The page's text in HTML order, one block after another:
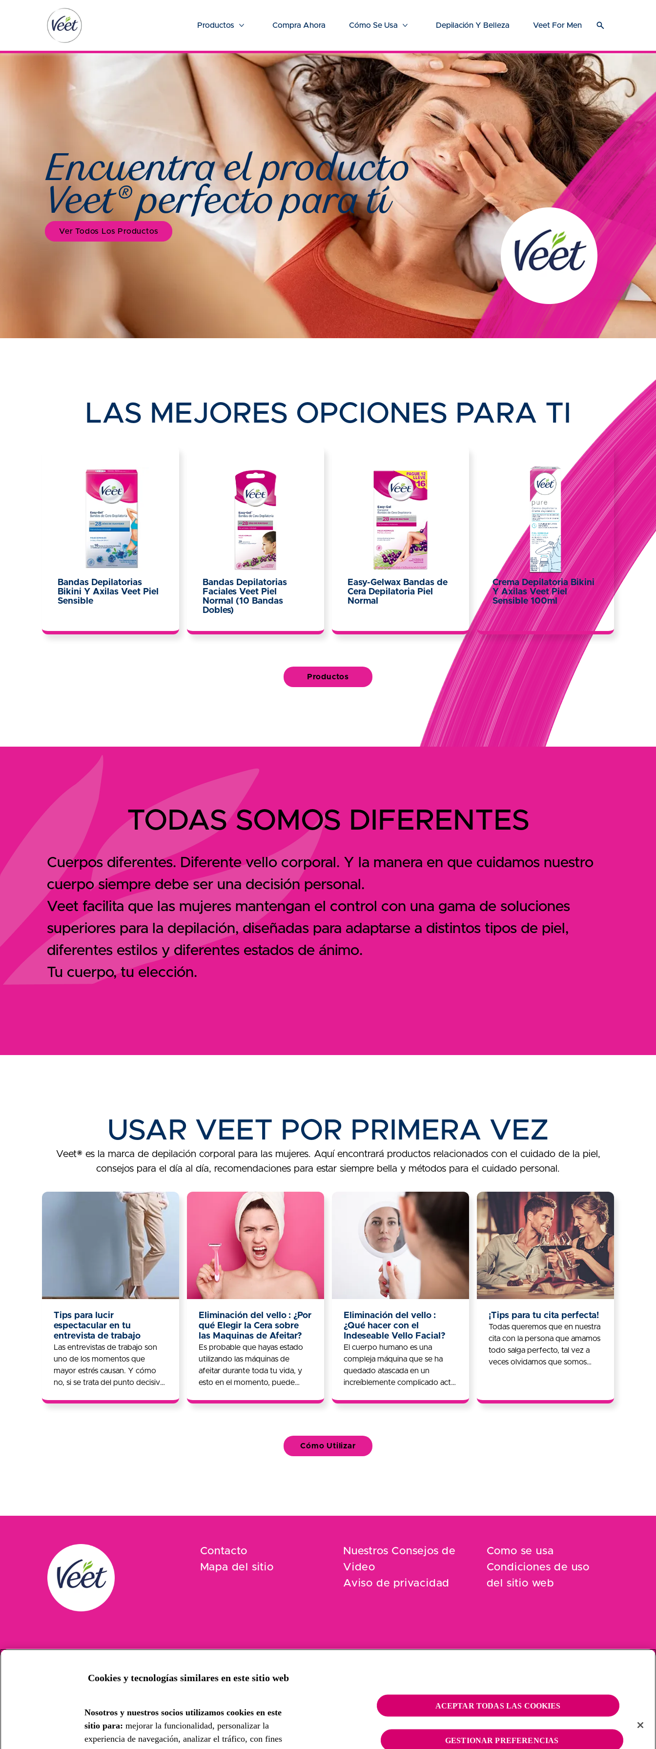
Productos
Más Productos
Compra Ahora Cómo Se Usa
Más Cómo se usa
Depilación Y Belleza Veet For Men
Encuentra el producto
Veet® perfecto para tí
Ver Todos Los Productos
LAS MEJORES OPCIONES PARA TI
Bandas Depilatorias
Bikini Y Axilas Veet Piel
Sensible
Bandas Depilatorias
Faciales Veet Piel
Normal (10 Bandas
Dobles)
Easy-Gelwax Bandas de
Cera Depilatoria Piel
Normal
Crema Depilatoria Bikini
Y Axilas Veet Piel
Sensible 100ml
Productos
TODAS SOMOS DIFERENTES
Cuerpos diferentes. Diferente vello corporal. Y la manera en que cuidamos nuestro
cuerpo siempre debe ser una decisión personal.
Veet facilita que las mujeres mantengan el control con una gama de soluciones
superiores para la depilación, diseñadas para adaptarse a distintos tipos de piel,
diferentes estilos y diferentes estados de ánimo.
Tu cuerpo, tu elección.
USAR VEET POR PRIMERA VEZ
Veet® es la marca de depilación corporal para las mujeres. Aquí encontrará productos relacionados con el cuidado de la piel,
consejos para el día al día, recomendaciones para estar siempre bella y métodos para el cuidado personal.
Tips para lucir
espectacular en tu
entrevista de trabajo
Las entrevistas de trabajo son
uno de los momentos que
mayor estrés causan. Y cómo
no, si se trata del punto decisivo
tu…
Eliminación del vello : ¿Por
qué Elegir la Cera sobre
las Maquinas de Afeitar?
Es probable que hayas estado
utilizando las máquinas de
afeitar durante toda tu vida, y
esto en el momento, puede
opción.
Eliminación del vello :
¿Qué hacer con el
Indeseable Vello Facial?
El cuerpo humano es una
compleja máquina que se ha
quedado atascada en un
increíblemente complicado acto
¡Tips para tu cita perfecta!
Todas queremos que en nuestra
cita con la persona que amamos
todo salga perfecto, tal vez a
veces olvidamos que somos
Cómo Utilizar
Contacto
Mapa del sitio
Nuestros Consejos de
Video
Aviso de privacidad
Como se usa
Condiciones de uso
del sitio web
Cookies y tecnologías similares en este sitio web
Nosotros y nuestros socios utilizamos cookies en este
sitio para: mejorar la funcionalidad, personalizar la
experiencia de navegación, analizar el tráfico, con fines
GESTIONAR PREFERENCIAS
ACEPTAR TODAS LAS COOKIES